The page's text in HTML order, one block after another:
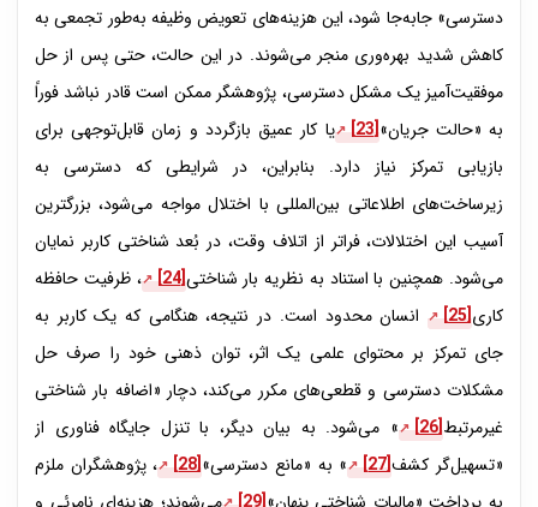
دسترسی» جابه‌جا شود، این هزینه‌های تعویض وظیفه به‌طور تجمعی به
کاهش شدید بهره‌وری منجر می‌شوند. در این حالت، حتی پس از حل
موفقیت‌آمیز یک مشکل دسترسی، پژوهشگر ممکن است قادر نباشد فوراً
به «حالت جریان»[23]
یا کار عمیق بازگردد و زمان قابل‌توجهی برای
بازیابی تمرکز نیاز دارد. بنابراین، در شرایطی که دسترسی به
زیرساخت‌های اطلاعاتی بین‌المللی با اختلال مواجه می‌شود، بزرگترین
آسیب این اختلالات، فراتر از اتلاف وقت، در بُعد شناختی کاربر نمایان
می‌شود. همچنین با استناد به نظریه بار شناختی[24]
، ظرفیت حافظه
کاری[25]
انسان محدود است. در نتیجه، هنگامی که یک کاربر به
جای تمرکز بر محتوای علمی یک اثر، توان ذهنی خود را صرف حل
مشکلات دسترسی و قطعی‌های مکرر می‌کند، دچار «اضافه بار شناختی
غیرمرتبط[26]
» می‌شود. به بیان دیگر، با تنزل جایگاه فناوری از
«تسهیل‌گر کشف[27] » به «مانع دسترسی»[28]
، پژوهشگران ملزم